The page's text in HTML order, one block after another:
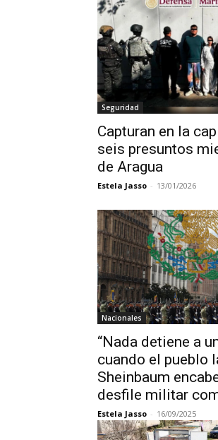
Seguridad
Capturan en la
seis presuntos
de Aragua
Estela Jasso - 13/01/2026
Nacionales
“Nada detiene a
cuando el pueblo
Sheinbaum
desfile militar
Estela Jasso - 16/09/2025